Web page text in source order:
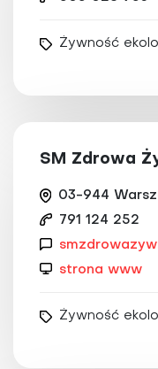
Żywność
SM Zdrowa
03-944
791 124 252
strona www
Żywność